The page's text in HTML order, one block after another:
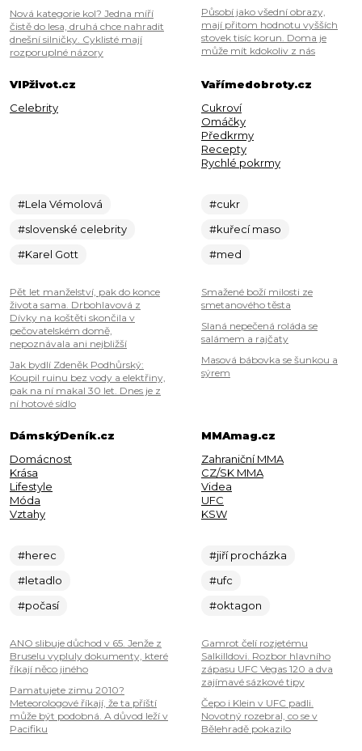
Nová kategorie kol? Jedna míří
čistě do lesa, druhá chce nahradit
dnešní silničky. Cyklisté mají
rozporuplné názory
Působí jako všední obrazy,
mají přitom hodnotu vyšších
stovek tisíc korun. Doma je
může mít kdokoliv z nás
VIPživot.cz
Celebrity
#Lela Vémolová
#slovenské celebrity
#Karel Gott
Pět let manželství, pak do konce
života sama. Drbohlavová z
Dívky na koštěti skončila v
pečovatelském domě,
nepoznávala ani nejbližší
Jak bydlí Zdeněk Podhůrský:
Koupil ruinu bez vody a elektřiny,
pak na ní makal 30 let. Dnes je z
ní hotové sídlo
Vařímedobroty.cz
Cukroví
Omáčky
Předkrmy
Recepty
Rychlé pokrmy
#cukr
#kuřecí maso
#med
Smažené boží milosti ze
smetanového těsta
Slaná nepečená roláda se
salámem a rajčaty
Masová bábovka se šunkou a
sýrem
DámskýDeník.cz
Domácnost
Krása
Lifestyle
Móda
Vztahy
#herec
#letadlo
#počasí
ANO slibuje důchod v 65. Jenže z
Bruselu vypluly dokumenty, které
říkají něco jiného
Pamatujete zimu 2010?
Meteorologové říkají, že ta příští
může být podobná. A důvod leží v
Pacifiku
MMAmag.cz
Zahraniční MMA
CZ/SK MMA
Videa
UFC
KSW
#jiří procházka
#ufc
#oktagon
Gamrot čelí rozjetému
Salkilldovi. Rozbor hlavního
zápasu UFC Vegas 120 a dva
zajímavé sázkové tipy
Čepo i Klein v UFC padli.
Novotný rozebral, co se v
Bělehradě pokazilo